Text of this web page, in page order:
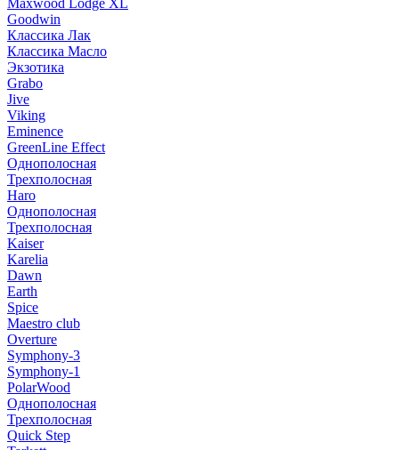
Maxwood Lodge XL
Goodwin
Классика Лак
Классика Масло
Экзотика
Grabo
Jive
Viking
Eminence
GreenLine Effect
Однополосная
Трехполосная
Haro
Однополосная
Трехполосная
Kaiser
Karelia
Dawn
Earth
Spice
Maestro club
Overture
Symphony-3
Symphony-1
PolarWood
Однополосная
Трехполосная
Quick Step